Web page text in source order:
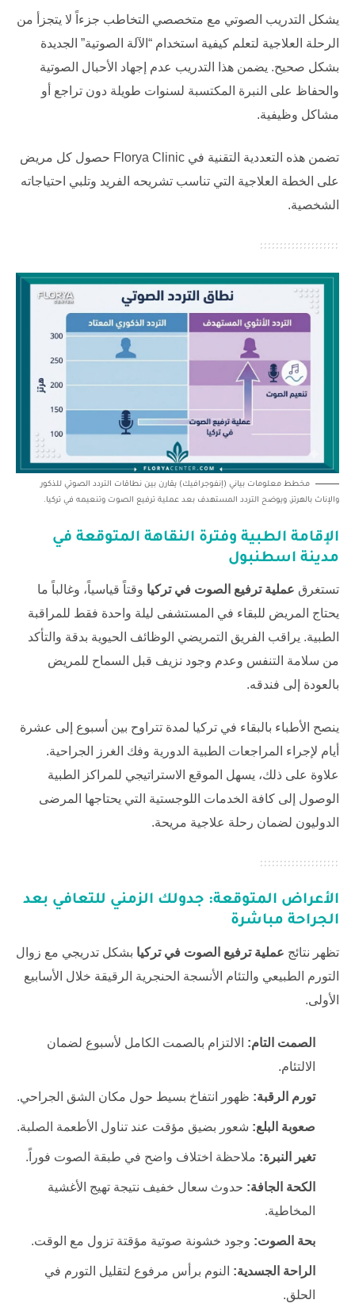
يشكل التدريب الصوتي مع متخصصي التخاطب جزءاً لا يتجزأ من
الرحلة العلاجية لتعلم كيفية استخدام “الآلة الصوتية” الجديدة
بشكل صحيح. يضمن هذا التدريب عدم إجهاد الأحبال الصوتية
والحفاظ على النبرة المكتسبة لسنوات طويلة دون تراجع أو
مشاكل وظيفية.
تضمن هذه التعددية التقنية في Florya Clinic حصول كل مريض
على الخطة العلاجية التي تناسب تشريحه الفريد وتلبي احتياجاته
الشخصية.
مخطط معلومات بياني (إنفوجرافيك) يقارن بين نطاقات التردد الصوتي للذكور
والإناث بالهرتز، ويوضح التردد المستهدف بعد عملية ترفيع الصوت وتنعيمه في تركيا.
الإقامة الطبية وفترة النقاهة المتوقعة في
مدينة اسطنبول
تستغرق عملية ترفيع الصوت في تركيا وقتاً قياسياً، وغالباً ما
يحتاج المريض للبقاء في المستشفى ليلة واحدة فقط للمراقبة
الطبية. يراقب الفريق التمريضي الوظائف الحيوية بدقة والتأكد
من سلامة التنفس وعدم وجود نزيف قبل السماح للمريض
بالعودة إلى فندقه.
ينصح الأطباء بالبقاء في تركيا لمدة تتراوح بين أسبوع إلى عشرة
أيام لإجراء المراجعات الطبية الدورية وفك الغرز الجراحية.
علاوة على ذلك، يسهل الموقع الاستراتيجي للمراكز الطبية
الوصول إلى كافة الخدمات اللوجستية التي يحتاجها المرضى
الدوليون لضمان رحلة علاجية مريحة.
الأعراض المتوقعة: جدولك الزمني للتعافي بعد
الجراحة مباشرة
تظهر نتائج عملية ترفيع الصوت في تركيا بشكل تدريجي مع زوال
التورم الطبيعي والتئام الأنسجة الحنجرية الرقيقة خلال الأسابيع
الأولى.
الصمت التام: الالتزام بالصمت الكامل لأسبوع لضمان
الالتئام.
تورم الرقبة: ظهور انتفاخ بسيط حول مكان الشق الجراحي.
صعوبة البلع: شعور بضيق مؤقت عند تناول الأطعمة الصلبة.
تغير النبرة: ملاحظة اختلاف واضح في طبقة الصوت فوراً.
الكحة الجافة: حدوث سعال خفيف نتيجة تهيج الأغشية
المخاطية.
بحة الصوت: وجود خشونة صوتية مؤقتة تزول مع الوقت.
الراحة الجسدية: النوم برأس مرفوع لتقليل التورم في
الحلق.